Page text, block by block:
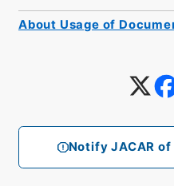
Notify JACAR
About Usage of